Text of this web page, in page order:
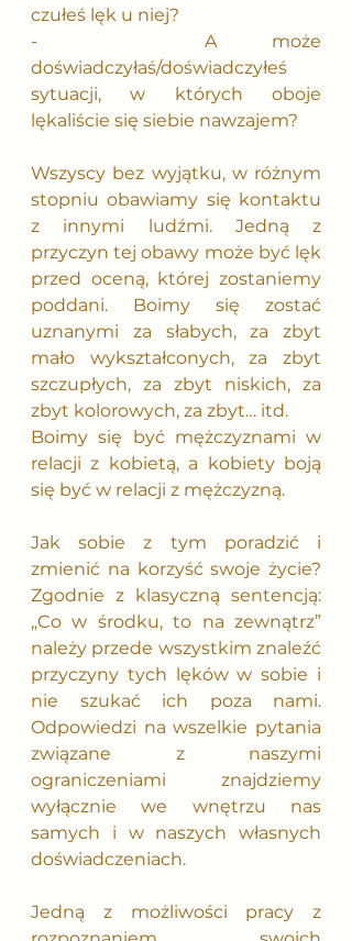
czułeś lęk u niej?
-   A może
doświadczyłaś/doświadczyłeś
sytuacji, w których oboje
lękaliście się siebie nawzajem?
Wszyscy bez wyjątku, w różnym
stopniu obawiamy się kontaktu
z innymi ludźmi. Jedną z
przyczyn tej obawy może być lęk
przed oceną, której zostaniemy
poddani. Boimy się zostać
uznanymi za słabych, za zbyt
mało wykształconych, za zbyt
szczupłych, za zbyt niskich, za
zbyt kolorowych, za zbyt… itd.
Boimy się być mężczyznami w
relacji z kobietą, a kobiety boją
się być w relacji z mężczyzną.
Jak sobie z tym poradzić i
zmienić na korzyść swoje życie?
Zgodnie z klasyczną sentencją:
„Co w środku, to na zewnątrz”
należy przede wszystkim znaleźć
przyczyny tych lęków w sobie i
nie szukać ich poza nami.
Odpowiedzi na wszelkie pytania
związane z naszymi
ograniczeniami znajdziemy
wyłącznie we wnętrzu nas
samych i w naszych własnych
doświadczeniach.
Jedną z możliwości pracy z